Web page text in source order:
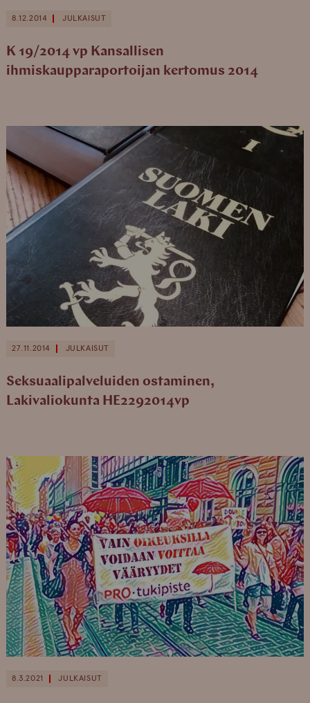
8.12.2014 JULKAISUT
K 19/2014 vp Kansallisen
ihmiskaupparaportoijan kertomus 2014
27.11.2014 JULKAISUT
Seksuaalipalveluiden ostaminen,
Lakivaliokunta HE2292014vp
8.3.2021 JULKAISUT